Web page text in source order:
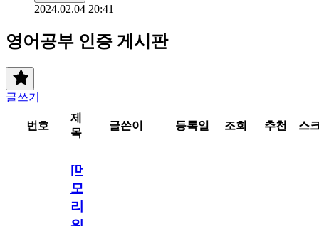
2024.02.04 20:41
영어공부 인증 게시판
글쓰기
번호
제
목
글쓴이 등록일 조회 추천 스
[메
모
리